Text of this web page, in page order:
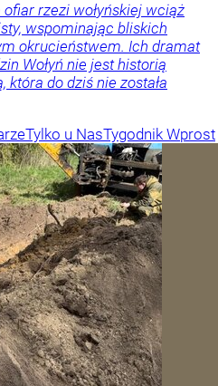
rzezi wołyńskiej wciąż
wspominając bliskich
okrucieństwem. Ich dramat
Wołyń nie jest historią
która do dziś nie została
Tylko u NasTygodnik Wprost